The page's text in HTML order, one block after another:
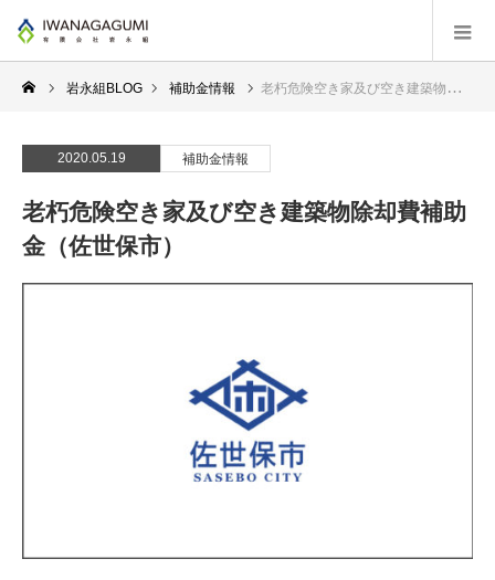
岩永組BLOG 補助金情報 老朽危険空き家及び空き建築物除却費補助金（佐世保市）
2020.05.19 補助金情報
老朽危険空き家及び空き建築物除却費補助
金（佐世保市）